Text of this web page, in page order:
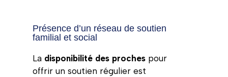
Présence d’un réseau de soutien
familial et social
La disponibilité des prochespour
offrir un soutien régulier est